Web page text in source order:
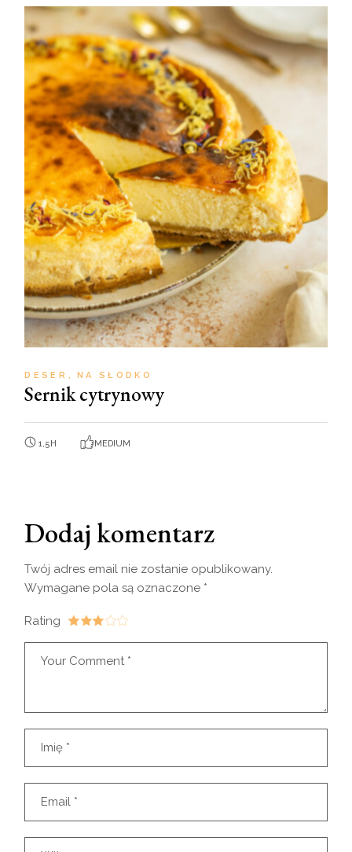
DESER NA SŁODKO
Sernik cytrynowy
1,5H MEDIUM
Dodaj komentarz
Twój adres email nie zostanie opublikowany.
Wymagane pola są oznaczone *
Rating